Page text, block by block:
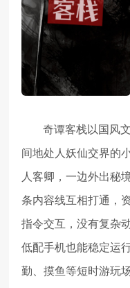
奇谭客栈以国风
间地处人妖仙交界的
人客卿，一边外出秘
条内容线互相打通，
指令交互，没有复杂
低配手机也能稳定运
勤、摸鱼等短时游玩